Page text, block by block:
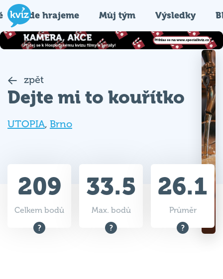
Kde hrajeme Můj tým Výsledky
zpět
Dejte mi to kouřítko
UTOPIA, Brno
209
Celkem bodů
33.5
Max. bodů
26.1
Průměr